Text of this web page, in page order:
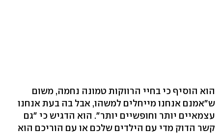
הוא הוסיף כי בחיי הרווקות טמונה נחמה, משום
ש"אמנם אנחנו מייחלים למשהו, אבל בה בעת אנחנו
עצמאיים יותר וחופשיים יותר". הוא הדגיש כי "גם
קשר הדוק מדי עם הילדים שלכם או עם הוריכם הוא